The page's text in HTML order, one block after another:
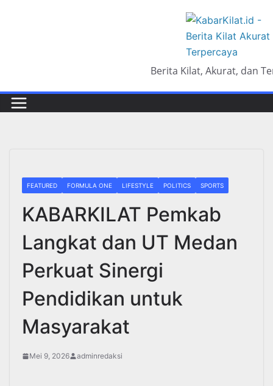
Berita Kilat, Akurat, dan
FEATURED FORMULA ONE LIFESTYLE POLITICS SPORTS
KABARKILAT Pemkab
Langkat dan UT Medan
Perkuat Sinergi
Pendidikan untuk
Masyarakat
Mei 9, 2026 adminredaksi